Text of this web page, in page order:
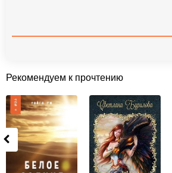
Рекомендуем к прочтению